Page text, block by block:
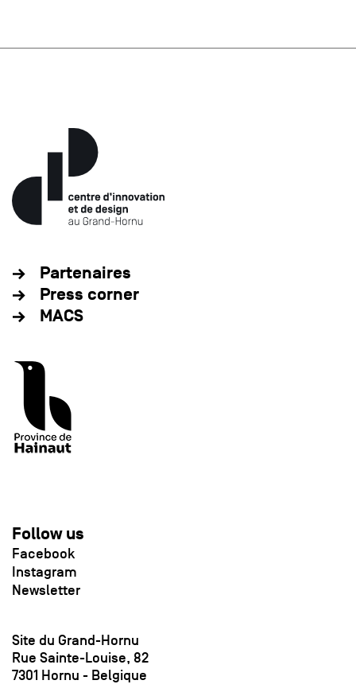
Partenaires
Press corner
MACS
Follow us
Facebook
Instagram
Newsletter
Site du Grand-Hornu
Rue Sainte-Louise, 82
7301 Hornu - Belgique